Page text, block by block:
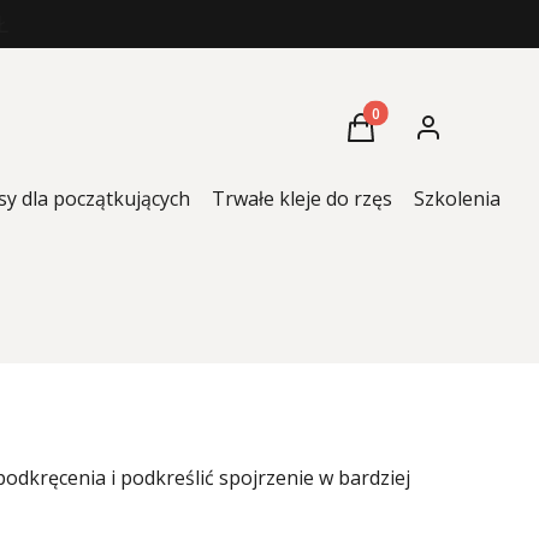
Produkty w koszyku:
Koszyk Zaloguj się
dla początkujących Trwałe kleje do rzęs Szkolenia
i podkreślić spojrzenie w bardziej